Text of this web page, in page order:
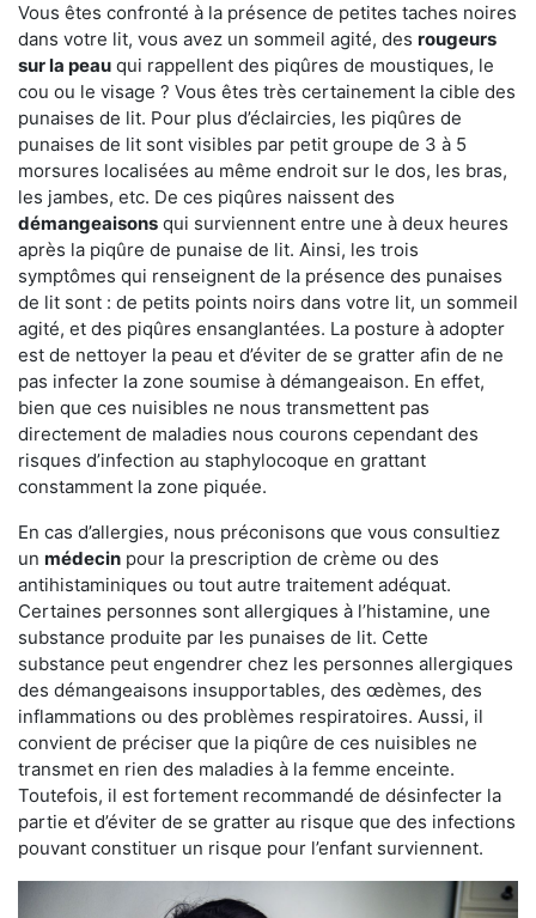
Vous êtes confronté à la présence de petites taches noires
dans votre lit, vous avez un sommeil agité, des rougeurs
sur la peau qui rappellent des piqûres de moustiques, le
cou ou le visage ? Vous êtes très certainement la cible des
punaises de lit. Pour plus d’éclaircies, les piqûres de
punaises de lit sont visibles par petit groupe de 3 à 5
morsures localisées au même endroit sur le dos, les bras,
les jambes, etc. De ces piqûres naissent des
démangeaisons qui surviennent entre une à deux heures
après la piqûre de punaise de lit. Ainsi, les trois
symptômes qui renseignent de la présence des punaises
de lit sont : de petits points noirs dans votre lit, un sommeil
agité, et des piqûres ensanglantées. La posture à adopter
est de nettoyer la peau et d’éviter de se gratter afin de ne
pas infecter la zone soumise à démangeaison. En effet,
bien que ces nuisibles ne nous transmettent pas
directement de maladies nous courons cependant des
risques d’infection au staphylocoque en grattant
constamment la zone piquée.
En cas d’allergies, nous préconisons que vous consultiez
un médecin pour la prescription de crème ou des
antihistaminiques ou tout autre traitement adéquat.
Certaines personnes sont allergiques à l’histamine, une
substance produite par les punaises de lit. Cette
substance peut engendrer chez les personnes allergiques
des démangeaisons insupportables, des œdèmes, des
inflammations ou des problèmes respiratoires. Aussi, il
convient de préciser que la piqûre de ces nuisibles ne
transmet en rien des maladies à la femme enceinte.
Toutefois, il est fortement recommandé de désinfecter la
partie et d’éviter de se gratter au risque que des infections
pouvant constituer un risque pour l’enfant surviennent.